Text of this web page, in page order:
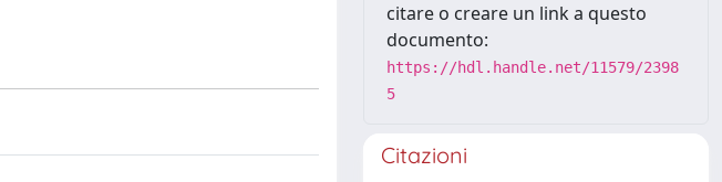
citare o creare un link a questo
documento:
https://hdl.handle.net/11579/2398
5
Citazioni